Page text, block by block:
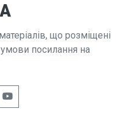
що розміщені
умови посилання на